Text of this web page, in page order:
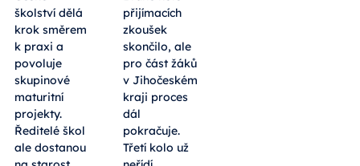
školství dělá
krok směrem
k praxi a
povoluje
skupinové
maturitní
projekty.
Ředitelé škol
ale dostanou
přijímacích
zkoušek
skončilo, ale
pro část žáků
v Jihočeském
kraji proces
dál
pokračuje.
Třetí kolo už